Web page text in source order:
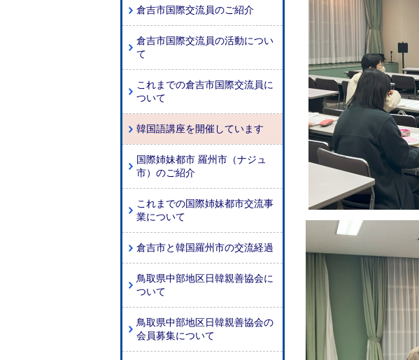
倉吉市国際交流員のご紹介
倉吉市国際交流員の活動につい
て
これまでの倉吉市国際交流員に
ついて
韓国語講座を開催しています
国際姉妹都市 羅州市（ナジュ
市）のご紹介
これまでの国際姉妹都市交流事
業について
倉吉市と韓国羅州市の交流経過
鳥取県中部地区日韓親善協会に
ついて
鳥取県中部地区日韓親善協会の
会員募集について